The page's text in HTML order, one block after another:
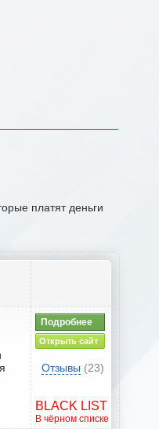
платят деньги
Подробнее
Открыть сайт
Отзывы (23)
BLACK LIST
В чёрном списке